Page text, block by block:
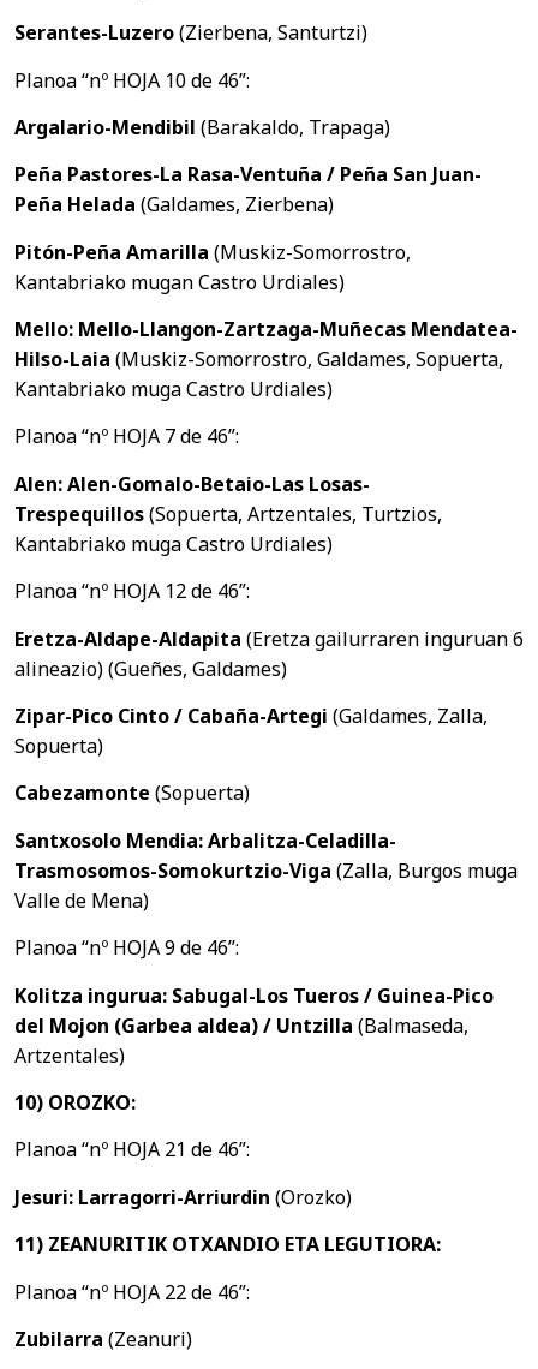
Serantes-Luzero(Zierbena, Santurtzi)
Planoa “nº HOJA 10 de 46”:
Argalario-Mendibil (Barakaldo, Trapaga)
Peña Pastores-La Rasa-Ventuña / Peña San Juan-
Peña Helada (Galdames, Zierbena)
Pitón-Peña Amarilla (Muskiz-Somorrostro,
Kantabriako mugan Castro Urdiales)
Mello: Mello-Llangon-Zartzaga-Muñecas Mendatea-
Hilso-Laia (Muskiz-Somorrostro, Galdames, Sopuerta,
Kantabriako muga Castro Urdiales)
Planoa “nº HOJA 7 de 46”:
Alen: Alen-Gomalo-Betaio-Las Losas-
Trespequillos(Sopuerta, Artzentales, Turtzios,
Kantabriako muga Castro Urdiales)
Planoa “nº HOJA 12 de 46”:
Eretza-Aldape-Aldapita (Eretza gailurraren inguruan 6
alineazio) (Gueñes, Galdames)
Zipar-Pico Cinto / Cabaña-Artegi (Galdames, Zalla,
Sopuerta)
Cabezamonte (Sopuerta)
Santxosolo Mendia: Arbalitza-Celadilla-
Trasmosomos-Somokurtzio-Viga (Zalla, Burgos muga
Valle de Mena)
Planoa “nº HOJA 9 de 46”:
Kolitza ingurua: Sabugal-Los Tueros / Guinea-Pico
del Mojon (Garbea aldea) / Untzilla (Balmaseda,
Artzentales)
10) OROZKO:
Planoa “nº HOJA 21 de 46”:
Jesuri: Larragorri-Arriurdin (Orozko)
11) ZEANURITIK OTXANDIO ETA LEGUTIORA:
Planoa “nº HOJA 22 de 46”:
Zubilarra (Zeanuri)